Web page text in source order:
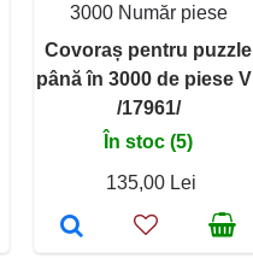
3000 Număr piese
Covoraș pentru puzzle
până în 3000 de piese VII
/17961/
În stoc (5)
135,00 Lei